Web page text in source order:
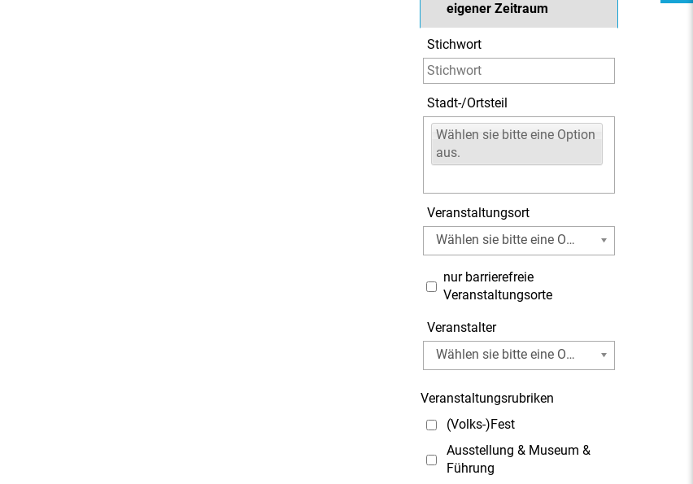
eigener Zeitraum
Stichwort
Stadt-/Ortsteil
Wählen sie bitte eine Option
aus.
Veranstaltungsort
Wählen sie bitte eine Option aus.
Veranstalter
Wählen sie bitte eine Option aus.
nur barrierefreie
Veranstaltungsorte
Veranstaltungsrubriken
(Volks-)Fest
Ausstellung & Museum &
Führung